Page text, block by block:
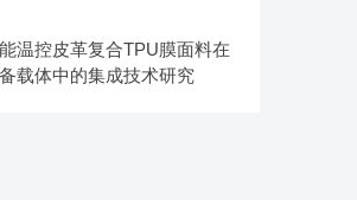
温控皮革复合TPU膜面料在
载体中的集成技术研究